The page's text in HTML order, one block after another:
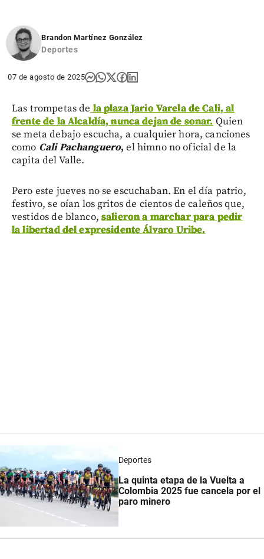
Brandon Martínez González
Deportes
07 de agosto de 2025
Las trompetas de la plaza Jario Varela de Cali, al
frente de la Alcaldía, nunca dejan de sonar. Quien
se meta debajo escucha, a cualquier hora, canciones
como Cali Pachanguero, el himno no oficial de la
capita del Valle.
Pero este jueves no se escuchaban. En el día patrio,
festivo, se oían los gritos de cientos de caleños que,
vestidos de blanco, salieron a marchar para pedir
la libertad del expresidente Álvaro Uribe.
Deportes
La quinta etapa de la Vuelta a
Colombia 2025 fue cancela por el
paro minero